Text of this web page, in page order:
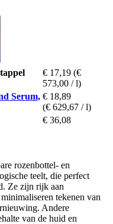
€ 17,19 (€
573,00 / l)
Serum, € 18,89
(€ 629,67 / l)
€ 36,08
rozenbottel- en
teelt, die perfect
Ze zijn rijk aan
tekenen van
Andere
van de huid en